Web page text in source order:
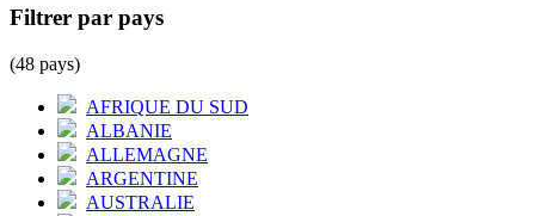
Filtrer par pays
(48 pays)
AFRIQUE DU SUD
ALBANIE
ALLEMAGNE
ARGENTINE
AUSTRALIE